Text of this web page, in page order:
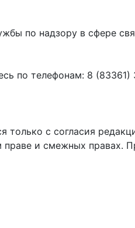
по надзору в сфере
по телефонам: 8
с согласия
и смежных правах.